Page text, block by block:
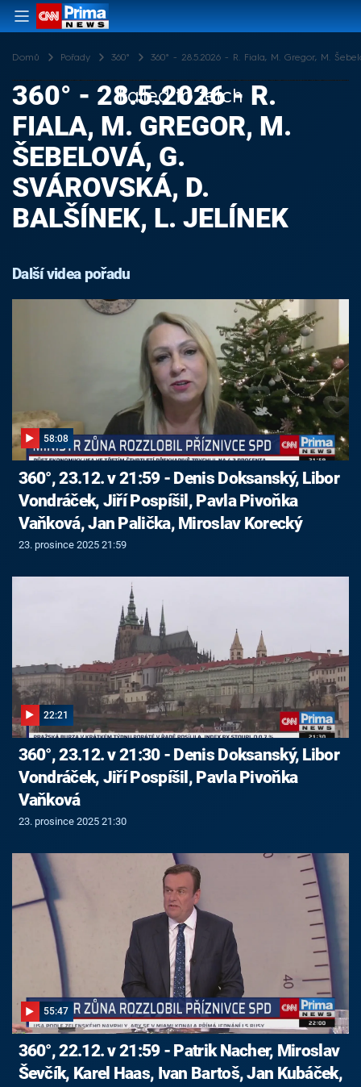
Domů Pořady 360° 360° - 28.5.2026 - R. Fiala, M. Gregor, M.
Failed to fetch
360° - 28.5.2026 - R.
FIALA, M. GREGOR, M.
ŠEBELOVÁ, G.
SVÁROVSKÁ, D.
BALŠÍNEK, L. JELÍNEK
Další videa pořadu
58:08
360°, 23.12. v 21:59 - Denis Doksanský, Libor
Vondráček, Jiří Pospíšil, Pavla Pivoňka
Vaňková, Jan Palička, Miroslav Korecký
23. prosince 2025 21:59
22:21
360°, 23.12. v 21:30 - Denis Doksanský, Libor
Vondráček, Jiří Pospíšil, Pavla Pivoňka
Vaňková
23. prosince 2025 21:30
55:47
360°, 22.12. v 21:59 - Patrik Nacher, Miroslav
Ševčík, Karel Haas, Ivan Bartoš, Jan Kubáček,